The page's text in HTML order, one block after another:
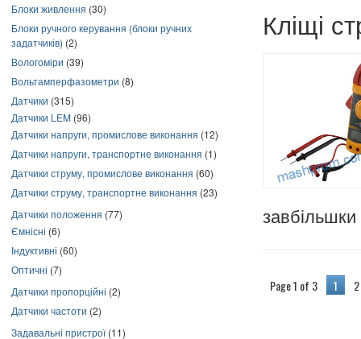
Блоки живлення (30)
Блоки ручного керування (блоки ручних
задатчиків) (2)
Вологоміри (39)
Вольтамперфазометри (8)
Датчики (315)
Датчики LEM (96)
Датчики напруги, промислове виконання (12)
Датчики напруги, транспортне виконання (1)
Датчики струму, промислове виконання (60)
Датчики струму, транспортне виконання (23)
Датчики положення (77)
Ємнісні (6)
Індуктивні (60)
Оптичні (7)
Датчики пропорційні (2)
Датчики частоти (2)
Задавальні пристрої(11)
Кліщі
Page 1 of 3 1 2